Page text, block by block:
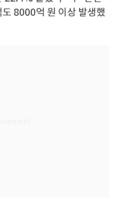
8000억 원 이상 발생했